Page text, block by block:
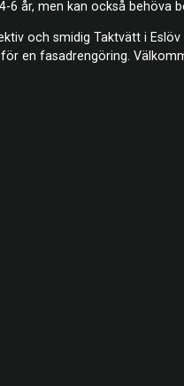
6 år, men kan också behöva
och smidig Taktvätt i
en fasadrengöring.